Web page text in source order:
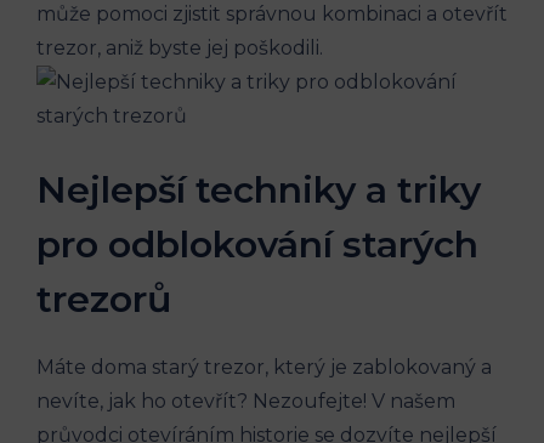
může pomoci zjistit správnou kombinaci a otevřít
trezor, aniž byste jej poškodili.
Nejlepší techniky a triky
pro odblokování starých
trezorů
Máte doma starý trezor, který je zablokovaný a
nevíte, jak ho otevřít? Nezoufejte! V našem
průvodci otevíráním historie se dozvíte nejlepší